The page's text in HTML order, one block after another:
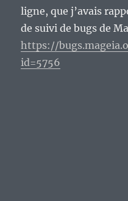
ligne, que j’avais
de suivi de bugs de
https://
id=5756